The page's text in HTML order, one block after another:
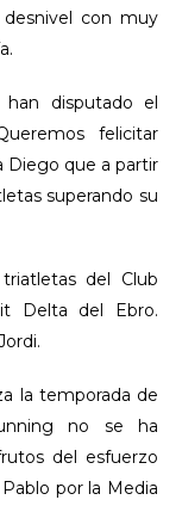
con muy
disputado el
felicitar
Diego que a partir
superando su
del Club
Delta del Ebro.
la temporada de
no se ha
del esfuerzo
por la Media